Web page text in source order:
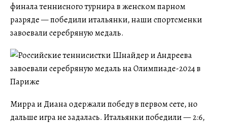
финала теннисного турнира в женском парном
разряде — победили итальянки, наши спортсменки
завоевали серебряную медаль.
Мирра и Диана одержали победу в первом сете, но
дальше игра не задалась. Итальянки победили — 2:6,